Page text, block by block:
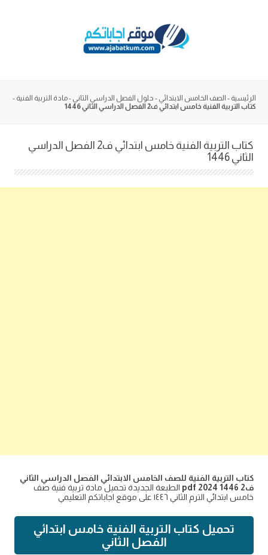
الرئيسية - الصف الخامس الابتدائي - حلول الفصل الدراسي الثاني -مادة التربية الفنية -
كتاب التربية الفنية خامس ابتدائي ف2 الفصل الدراسي الثاني 1446
كتاب التربية الفنية خامس ابتدائي ف2 الفصل الدراسي
الثاني 1446
كتاب التربية الفنية للصف الخامس الابتدائي الفصل الدراسي الثاني
ف2 1446 2024 pdf
الطبعة الجديدة تحميل مادة تربية فنية صف
خامس ابتدائي الترم الثاني ١٤٤٦ على موقع اجاباتكم التعليمي
تحميل كتاب التربية الفنية خامس ابتدائي
الفصل الثاني